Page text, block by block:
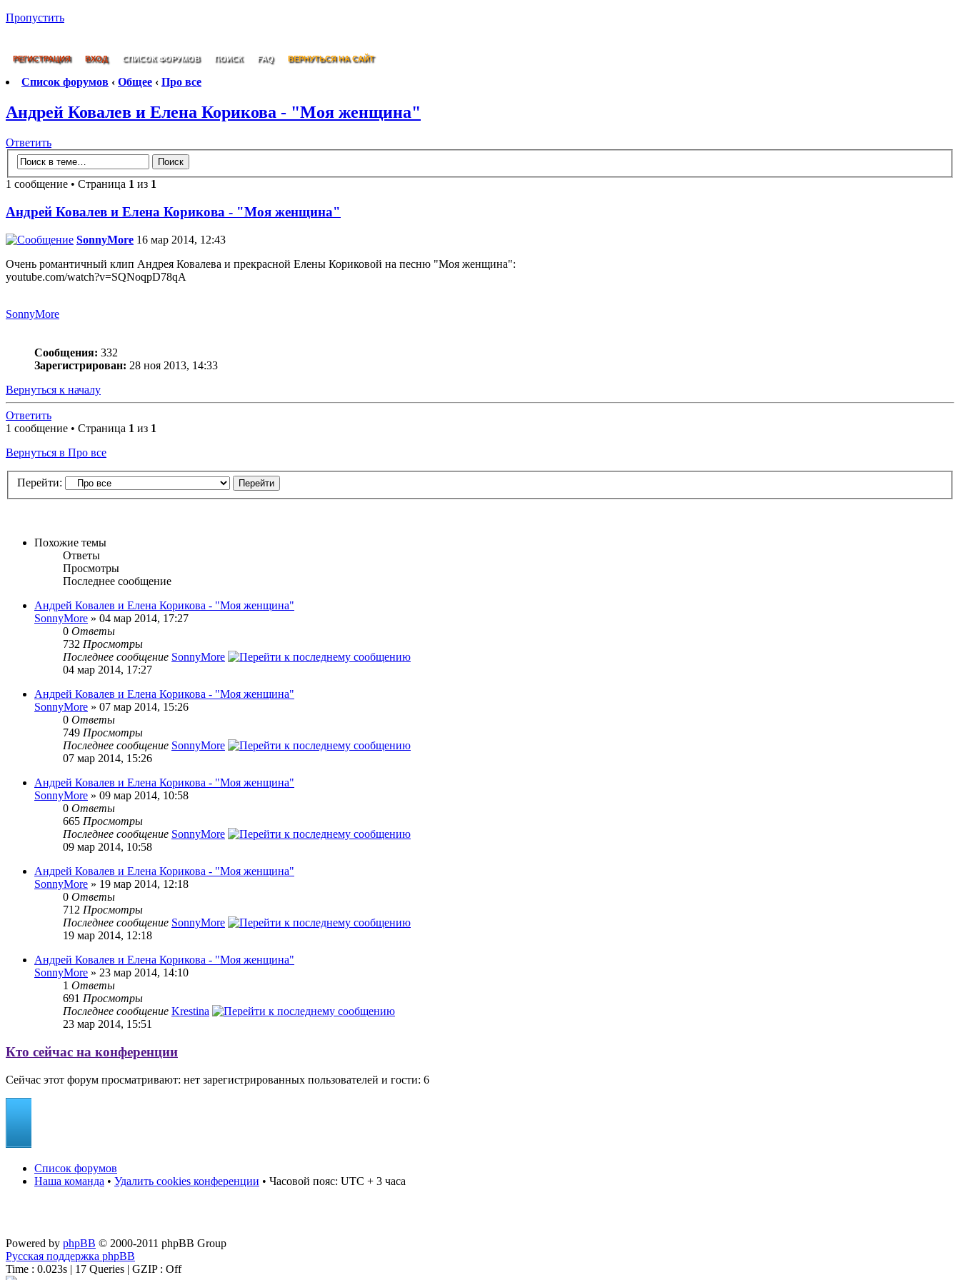
Пропустить
РЕГИСТРАЦИЯ ВХОД СПИСОК ФОРУМОВ ПОИСК FAQ ВЕРНУТЬСЯ НА САЙТ
Список форумов ‹ Общее ‹ Про все
Андрей Ковалев и Елена Корикова - "Моя женщина"
Ответить
1 сообщение • Страница 1 из 1
Андрей Ковалев и Елена Корикова - "Моя женщина"
SonnyMore 16 мар 2014, 12:43
Очень романтичный клип Андрея Ковалева и прекрасной Елены Кориковой на песню "Моя женщина":
youtube.com/watch?v=SQNoqpD78qA
SonnyMore
Сообщения: 332
Зарегистрирован: 28 ноя 2013, 14:33
Вернуться к началу
Ответить
1 сообщение • Страница 1 из 1
Вернуться в Про все
Перейти:
Похожие темы
Ответы
Просмотры
Последнее сообщение
Андрей Ковалев и Елена Корикова - "Моя женщина"
SonnyMore » 04 мар 2014, 17:27
0 Ответы
732 Просмотры
Последнее сообщение SonnyMore
04 мар 2014, 17:27
Андрей Ковалев и Елена Корикова - "Моя женщина"
SonnyMore » 07 мар 2014, 15:26
0 Ответы
749 Просмотры
Последнее сообщение SonnyMore
07 мар 2014, 15:26
Андрей Ковалев и Елена Корикова - "Моя женщина"
SonnyMore » 09 мар 2014, 10:58
0 Ответы
665 Просмотры
Последнее сообщение SonnyMore
09 мар 2014, 10:58
Андрей Ковалев и Елена Корикова - "Моя женщина"
SonnyMore » 19 мар 2014, 12:18
0 Ответы
712 Просмотры
Последнее сообщение SonnyMore
19 мар 2014, 12:18
Андрей Ковалев и Елена Корикова - "Моя женщина"
SonnyMore » 23 мар 2014, 14:10
1 Ответы
691 Просмотры
Последнее сообщение Krestina
23 мар 2014, 15:51
Кто сейчас на конференции
Сейчас этот форум просматривают: нет зарегистрированных пользователей и гости: 6
Список форумов
Наша команда • Удалить cookies конференции • Часовой пояс: UTC + 3 часа
Powered by phpBB © 2000-2011 phpBB Group
Русская поддержка phpBB
Time : 0.023s | 17 Queries | GZIP : Off